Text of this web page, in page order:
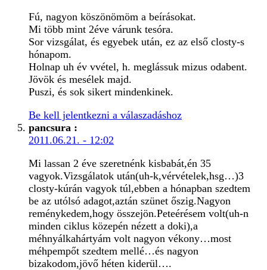
Fú, nagyon köszönömöm a beírásokat.
Mi több mint 2éve várunk tesóra.
Sor vizsgálat, és egyebek után, ez az első closty-s
hónapom.
Holnap uh év vvétel, h. meglássuk mizus odabent.
Jövök és mesélek majd.
Puszi, és sok sikert mindenkinek.
Be kell jelentkezni a válaszadáshoz
pancsura :
2011.06.21. - 12:02
Mi lassan 2 éve szeretnénk kisbabát,én 35
vagyok.Vizsgálatok után(uh-k,vérvételek,hsg…)3
closty-kúrán vagyok túl,ebben a hónapban szedtem
be az utólsó adagot,aztán szünet őszig.Nagyon
reménykedem,hogy összejön.Peteérésem volt(uh-n
minden ciklus közepén nézett a doki),a
méhnyálkahártyám volt nagyon vékony…most
méhpempőt szedtem mellé…és nagyon
bizakodom,jövő héten kiderül….